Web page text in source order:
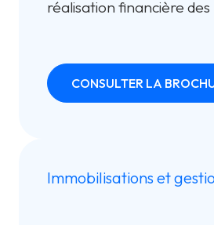
réalisation financière
CONSULTER LA
Immobilisations et